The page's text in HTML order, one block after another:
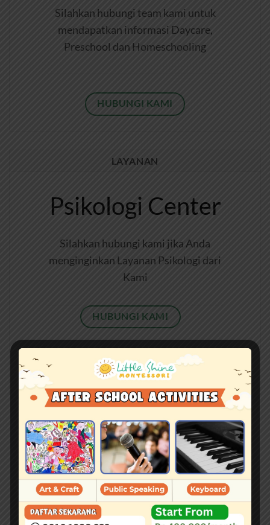
Silahkan hubungi team kami untuk
mendapatkan informasi Daycare,
Preschool dan Homeschooling
HUBUNGI KAMI
LAYANAN
Psikologi Center
Silahkan hubungi kami jika Anda
menginginkan Layanan Psikologi dari
Kami
HUBUNGI KAMI
KUNJUNGI SITUS KAMI
LITTLE SHINE MONTESSORI
Puri Orchard Apartment, M-1 Floor
Jakarta Barat – 11740
INDONESIA
Whatsapp :
08161899222